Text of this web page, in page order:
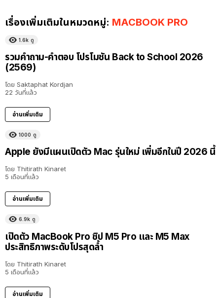
เรื่องเพิ่มเติมในหมวดหมู่: MACBOOK PRO
1.6k ดู
รวมคำถาม-คำตอบ โปรโมชัน Back to School 2026
(2569)
โดย Saktaphat Kordjan
22 วันที่แล้ว
อ่านเพิ่มเติม
1000 ดู
Apple ยังมีแผนเปิดตัว Mac รุ่นใหม่ เพิ่มอีกในปี 2026 นี้
โดย Thitirath Kinaret
5 เดือนที่แล้ว
อ่านเพิ่มเติม
6.9k ดู
เปิดตัว MacBook Pro ชิป M5 Pro และ M5 Max
ประสิทธิภาพระดับโปรสุดล้ำ
โดย Thitirath Kinaret
5 เดือนที่แล้ว
อ่านเพิ่มเติม